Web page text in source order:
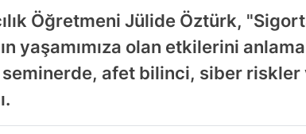
Öğretmeni Jülide Öztürk,
yaşamımıza olan etkilerini
seminerde, afet bilinci, siber